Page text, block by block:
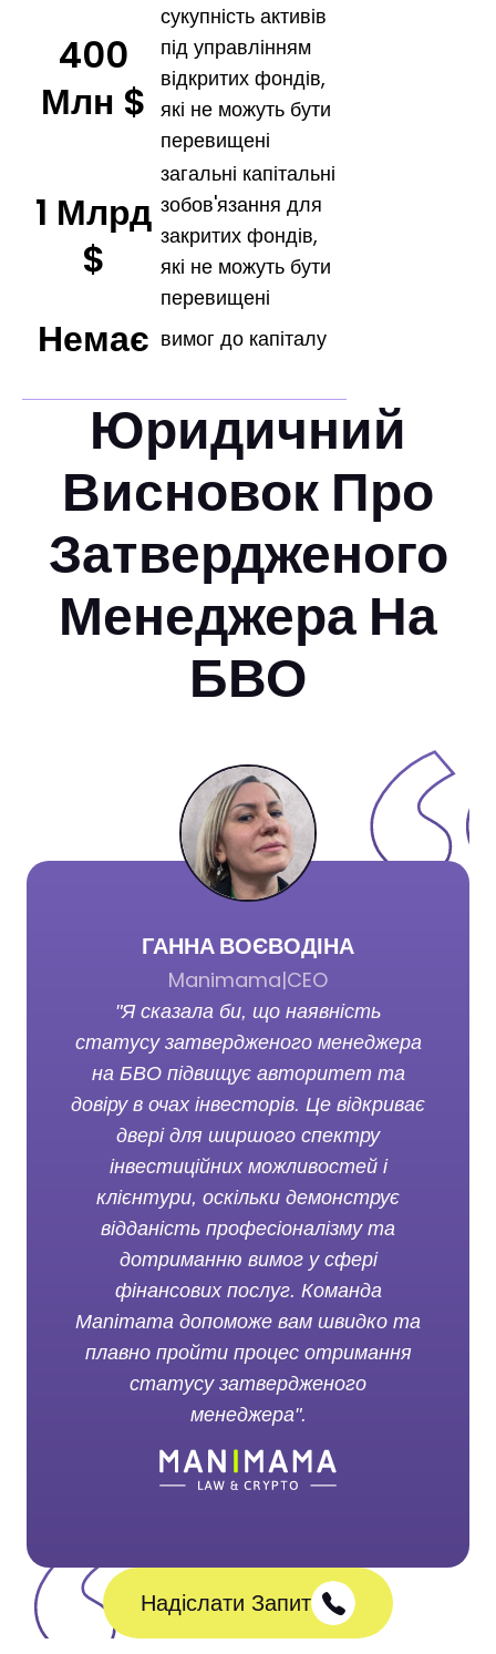
400
Млн $
сукупність активів
під управлінням
відкритих фондів,
які не можуть бути
перевищені
1 Млрд
$
загальні капітальні
зобов'язання для
закритих фондів,
які не можуть бути
перевищені
Немає вимог до капіталу
Юридичний
Висновок Про
Затвердженого
Менеджера На
БВО
ГАННА ВОЄВОДІНА
Manimama|CEO
"Я сказала би, що наявність
статусу затвердженого менеджера
на БВО підвищує авторитет та
довіру в очах інвесторів. Це відкриває
двері для ширшого спектру
інвестиційних можливостей і
клієнтури, оскільки демонструє
відданість професіоналізму та
дотриманню вимог у сфері
фінансових послуг. Команда
Manimama допоможе вам швидко та
плавно пройти процес отримання
статусу затвердженого
менеджера".
Надіслати Запит